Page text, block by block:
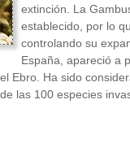
extinción. La
establecido, por lo
controlando su
España, apareció a
Ebro. Ha sido
las 100 especies